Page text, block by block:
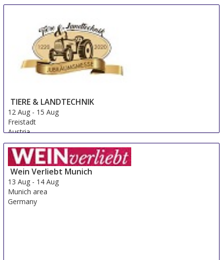
TIERE & LANDTECHNIK
12 Aug - 15 Aug
Freistadt
Austria
Wein Verliebt Munich
13 Aug - 14 Aug
Munich area
Germany